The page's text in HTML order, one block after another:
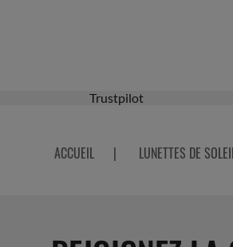
Trustpilot
ACCUEIL | LUNETTES DE